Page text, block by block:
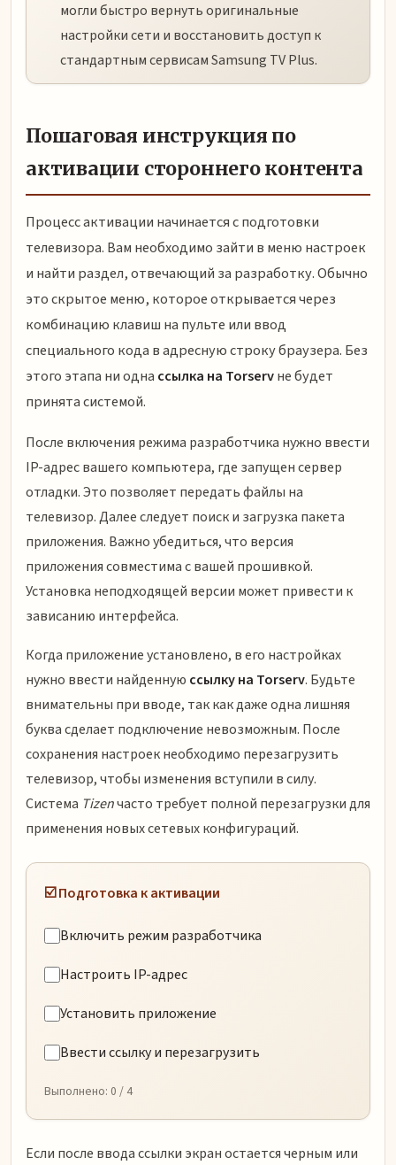
могли быстро вернуть оригинальные
настройки сети и восстановить доступ к
стандартным сервисам Samsung TV Plus.
Пошаговая инструкция по
активации стороннего контента
Процесс активации начинается с подготовки
телевизора. Вам необходимо зайти в меню настроек
и найти раздел, отвечающий за разработку. Обычно
это скрытое меню, которое открывается через
комбинацию клавиш на пульте или ввод
специального кода в адресную строку браузера. Без
этого этапа ни одна ссылка на Torservне будет
принята системой.
После включения режима разработчика нужно ввести
IP-адрес вашего компьютера, где запущен сервер
отладки. Это позволяет передать файлы на
телевизор. Далее следует поиск и загрузка пакета
приложения. Важно убедиться, что версия
приложения совместима с вашей прошивкой.
Установка неподходящей версии может привести к
зависанию интерфейса.
Когда приложение установлено, в его настройках
нужно ввести найденную ссылку на Torserv. Будьте
внимательны при вводе, так как даже одна лишняя
буква сделает подключение невозможным. После
сохранения настроек необходимо перезагрузить
телевизор, чтобы изменения вступили в силу.
Система Tizenчасто требует полной перезагрузки для
применения новых сетевых конфигураций.
☑️ Подготовка к активации
Включить режим разработчика
Настроить IP-адрес
Установить приложение
Ввести ссылку и перезагрузить
Выполнено: 0 / 4
Если после ввода ссылки экран остается черным или